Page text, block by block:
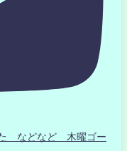
などなど 木曜ゴー